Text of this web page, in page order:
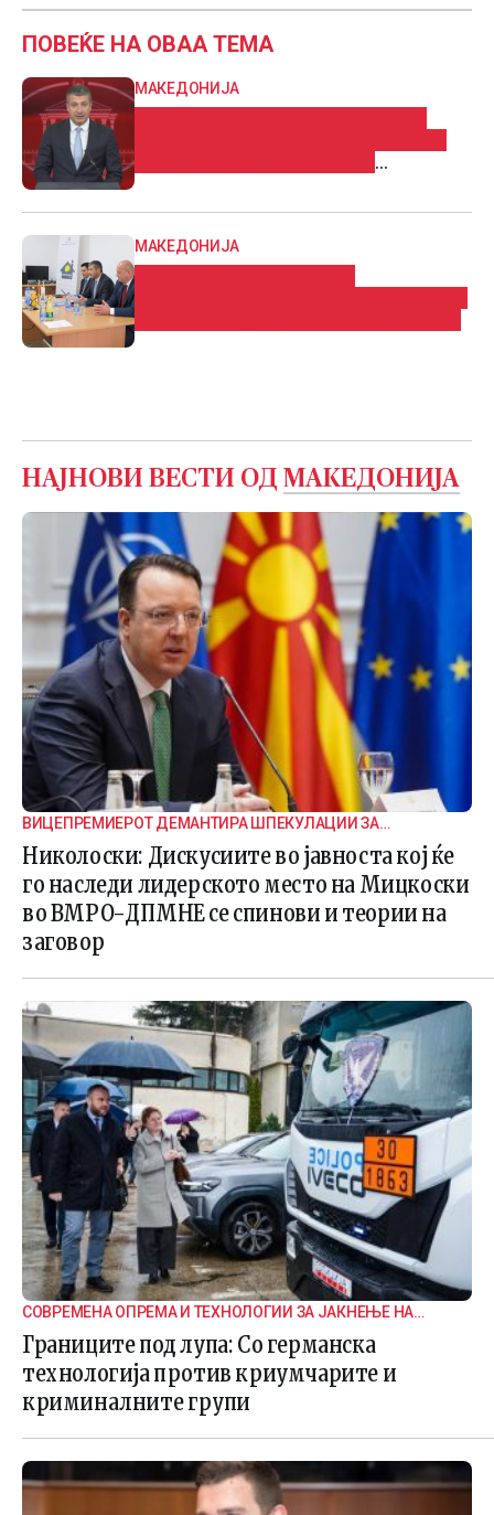
ПОВЕЌЕ НА ОВАА ТЕМА
МАКЕДОНИЈА
МАКЕДОНИЈА
НАЈНОВИ ВЕСТИ ОД МАКЕДОНИЈА
ВИЦЕПРЕМИЕРОТ ДЕМАНТИРА ШПЕКУЛАЦИИ ЗА
ВНАТРЕПАРТИСКИ ПОДЕЛБИ
Николоски: Дискусиите во јавноста кој ќе
го наследи лидерското место на Мицкоски
во ВМРО-ДПМНЕ се спинови и теории на
заговор
СОВРЕМЕНА ОПРЕМА И ТЕХНОЛОГИИ ЗА ЈАКНЕЊЕ НА
ГРАНИЧНАТА БЕЗБЕДНОСТ
Границите под лупа: Со германска
технологија против криумчарите и
криминалните групи